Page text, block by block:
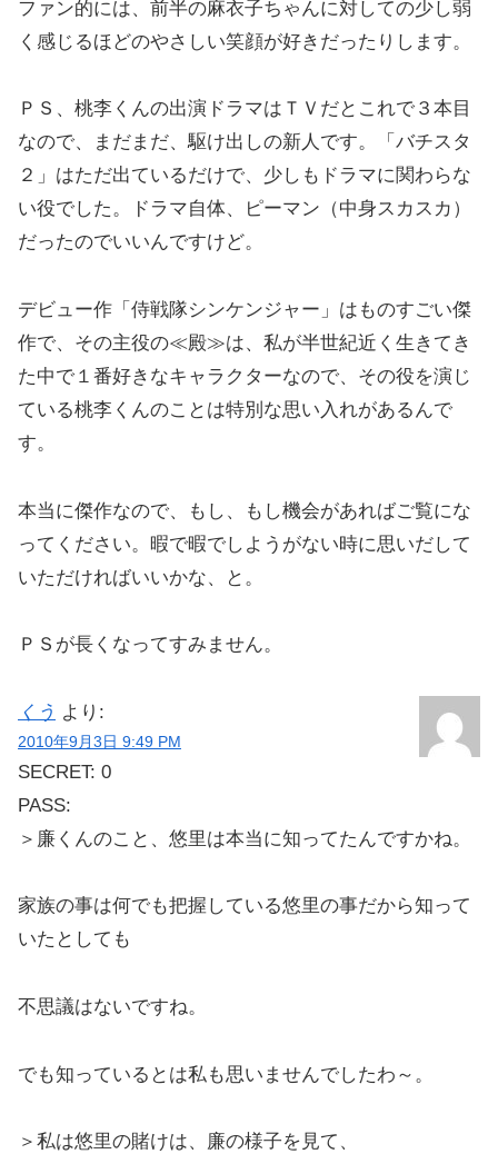
ファン的には、前半の麻衣子ちゃんに対しての少し弱
く感じるほどのやさしい笑顔が好きだったりします。
ＰＳ、桃李くんの出演ドラマはＴＶだとこれで３本目
なので、まだまだ、駆け出しの新人です。「バチスタ
２」はただ出ているだけで、少しもドラマに関わらな
い役でした。ドラマ自体、ピーマン（中身スカスカ）
だったのでいいんですけど。
デビュー作「侍戦隊シンケンジャー」はものすごい傑
作で、その主役の≪殿≫は、私が半世紀近く生きてき
た中で１番好きなキャラクターなので、その役を演じ
ている桃李くんのことは特別な思い入れがあるんで
す。
本当に傑作なので、もし、もし機会があればご覧にな
ってください。暇で暇でしようがない時に思いだして
いただければいいかな、と。
ＰＳが長くなってすみません。
くう より:
2010年9月3日 9:49 PM
SECRET: 0
PASS:
＞廉くんのこと、悠里は本当に知ってたんですかね。
家族の事は何でも把握している悠里の事だから知って
いたとしても
不思議はないですね。
でも知っているとは私も思いませんでしたわ～。
＞私は悠里の賭けは、廉の様子を見て、